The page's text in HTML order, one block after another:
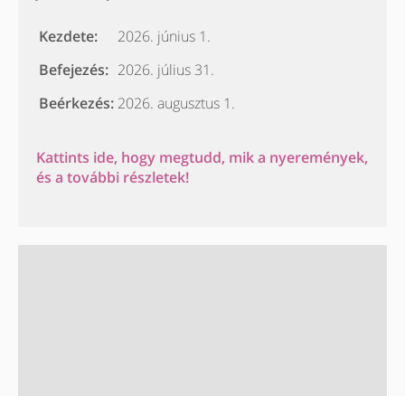
Kezdete:
2026. június 1.
Befejezés: 2026. július 31.
Beérkezés: 2026. augusztus 1.
Kattints ide, hogy megtudd, mik a nyeremények,
és a további részletek!